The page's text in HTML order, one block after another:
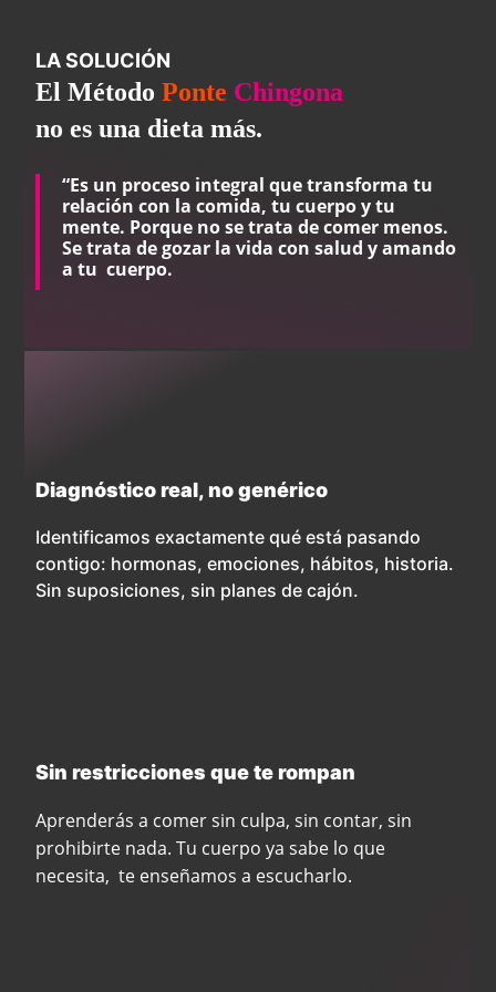
LA SOLUCIÓN
El MétodoPonte Chingona
no es una dieta más.
“Es un proceso integral que transforma tu
relación con la comida, tu cuerpo y tu
mente. Porque no se trata de comer menos.
Se trata de gozar la vida con salud y amando
a tu cuerpo.
Diagnóstico real, no genérico
Identificamos exactamente qué está pasando
contigo: hormonas, emociones, hábitos, historia.
Sin suposiciones, sin planes de cajón.
Sin restricciones que te rompan
Aprenderás a comer sin culpa, sin contar, sin
prohibirte nada. Tu cuerpo ya sabe lo que
necesita, te enseñamos a escucharlo.